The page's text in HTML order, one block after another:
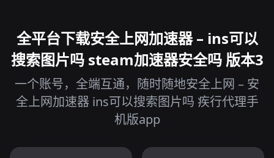
全平台下载安全上网加速器 – ins可以
搜索图片吗 steam加速器安全吗 版本3
一个账号，全端互通，随时随地安全上网 – 安
全上网加速器 ins可以搜索图片吗 疾行代理手
机版app